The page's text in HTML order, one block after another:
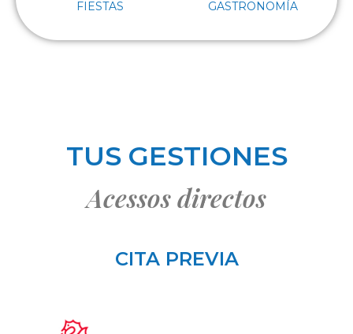
FIESTAS GASTRONOMÍA
TUS GESTIONES
Acessos directos
CITA PREVIA